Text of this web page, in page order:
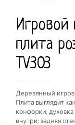
Игровой
плита
TV303
Деревянный
Плита выглядит
конфорки;
внутри; задняя